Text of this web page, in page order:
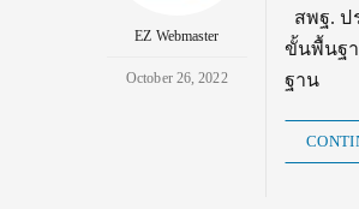
EZ Webmaster
October 26, 2022
สพฐ. ป
ขั้นพื้นฐ
ฐาน